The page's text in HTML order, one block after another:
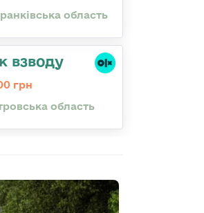
область
взводу
грн
область